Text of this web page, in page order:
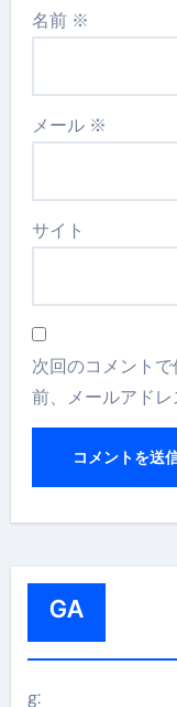
名前 ※
メール ※
サイト
次回のコメント
前、メールアドレ
GA
g: